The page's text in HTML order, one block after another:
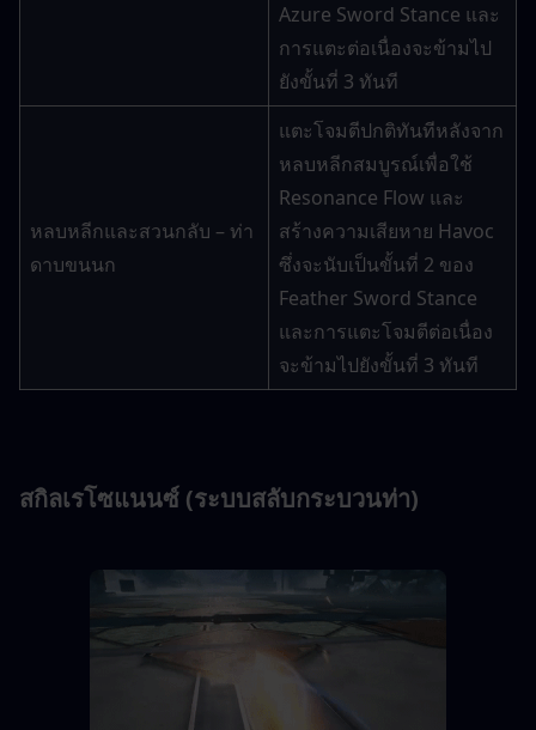
Azure Sword Stance และ
การแตะต่อเนื่องจะข้ามไป
ยังขั้นที่ 3 ทันที
หลบหลีกและสวนกลับ – ท่า
ดาบขนนก
แตะโจมตีปกติทันทีหลังจาก
หลบหลีกสมบูรณ์เพื่อใช้
Resonance Flow และ
สร้างความเสียหาย Havoc
ซึ่งจะนับเป็นขั้นที่ 2 ของ
Feather Sword Stance
และการแตะโจมตีต่อเนื่อง
จะข้ามไปยังขั้นที่ 3 ทันที
สกิลเรโซแนนซ์ (ระบบสลับกระบวนท่า)